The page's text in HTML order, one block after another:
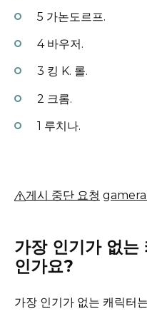
5 가논도르프.
4 바우저.
3 킹 K. 롤.
2 크롬.
1 루치나.
게시 중단 요청
가장 인기가 없는
인가요?
가장 인기가 없는 캐릭